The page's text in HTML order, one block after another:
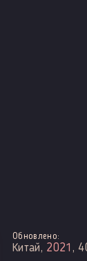
Обновлено:
Китай, 2021 ,